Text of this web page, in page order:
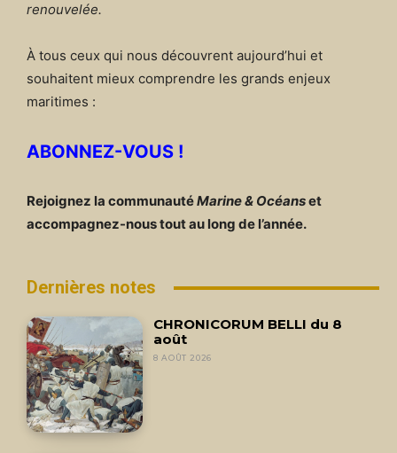
renouvelée.
À tous ceux qui nous découvrent aujourd’hui et
souhaitent mieux comprendre les grands enjeux
maritimes :
ABONNEZ-VOUS !
Rejoignez la communautéMarine & Océanset
accompagnez-nous tout au long de l’année.
Dernières notes
CHRONICORUM BELLI du 8
août
8 AOÛT 2026